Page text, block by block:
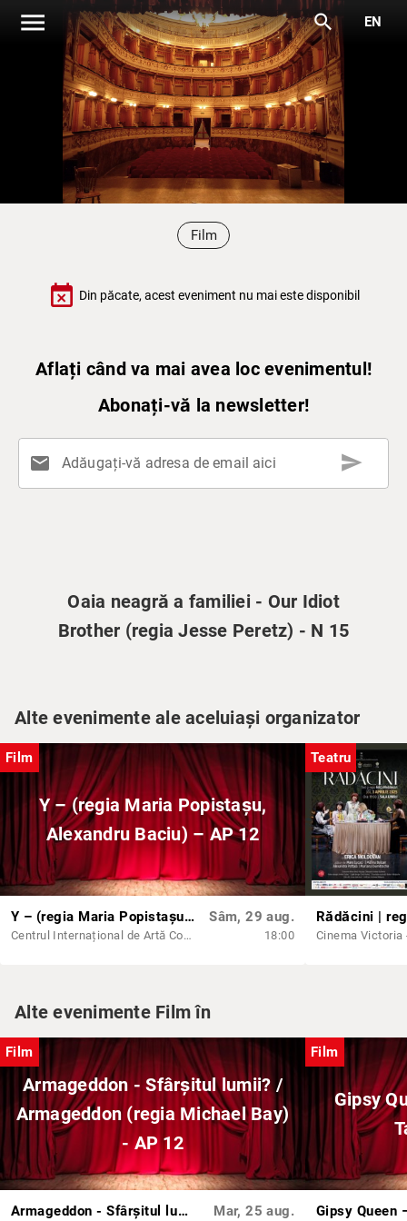
menu search EN
Film
event_busy Din păcate, acest eveniment nu mai este disponibil
Aflați când va mai avea loc evenimentul!
Abonați-vă la newsletter!
mail Adăugați-vă adresa de email aici send
Oaia neagră a familiei - Our Idiot
Brother (regia Jesse Peretz) - N 15
Alte evenimente ale aceluiași organizator
Film
Y – (regia Maria Popistașu,
Alexandru Baciu) – AP 12
Y – (regia Maria Popistașu, Alexandru Baciu) – AP 12
Centrul Internațional de Artă Contemporană - Baia Turcească Iași
Sâm, 29 aug.
18:00
Teatru
Cinema Victoria
Alte evenimente Film în
Film
Armageddon - Sfârșitul lumii? /
Armageddon (regia Michael Bay)
- AP 12
Armageddon - Sfârșitul lumii? / Armageddon (regia Michael Bay) - AP 12 Mar, 25 aug.
Film
Gipsy